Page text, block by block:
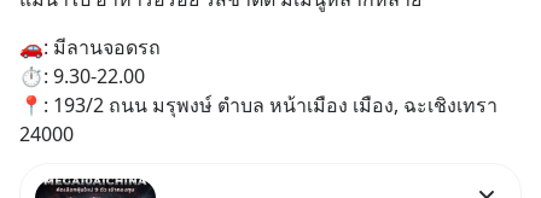
🚗: มีลานจอดรถ
⏱️: 9.30-22.00
📍: 193/2 ถนน มรุพงษ์ ตำบล หน้าเมือง เมือง, ฉะเชิงเทรา
24000